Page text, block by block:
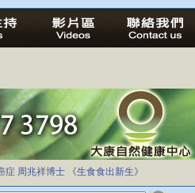
症 周兆祥博士 《生食食出新生》